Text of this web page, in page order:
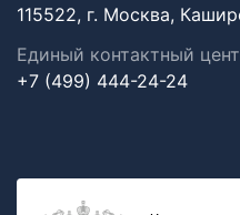
115522, г. Москва,
Единый контактный
+7 (499) 444-24-24